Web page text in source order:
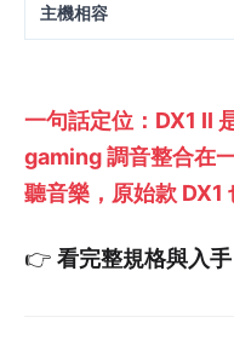
主機相容
一句話定位：DX1 II
gaming 調音整合在
聽音樂，原始款 DX1
👉 看完整規格與入手